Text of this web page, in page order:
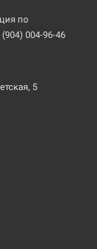
по
004-96-46
5